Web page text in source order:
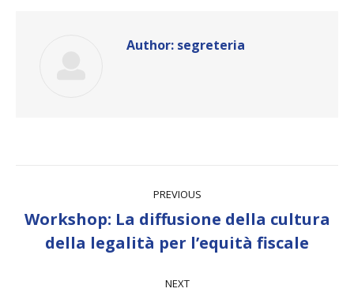
Author: segreteria
navigation
PREVIOUS
Previous
post:
Workshop: La diffusione della cultura
della legalità per l’equità fiscale
NEXT